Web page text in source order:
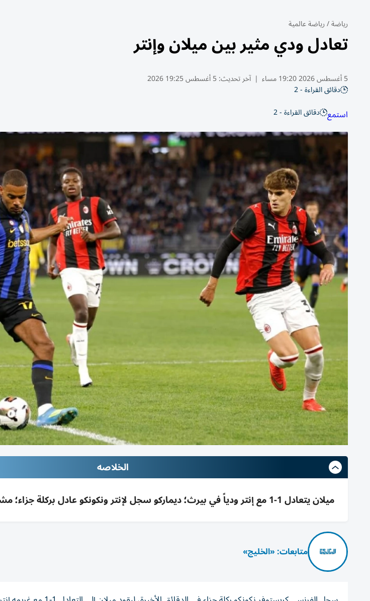
رياضة/رياضة عالمية
تعادل ودي مثير بين ميلان وإنتر
5 أغسطس 2026 19:20 مساء | آخر تحديث:5 أغسطس 19:25 2026
دقائق القراءة - 2
استمع دقائق القراءة - 2
الخلاصه
ميلان يتعادل 1-1 مع إنتر ودياً في بيرث؛ ديماركو سجل لإنتر ونكونكو عادل بركلة جزاء؛ مشاركة مودريتش وتأبين باريزي
متابعات: «الخليج»